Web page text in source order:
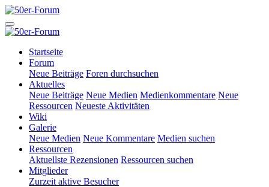
Startseite
Forum
Neue Beiträge Foren durchsuchen
Aktuelles
Neue Beiträge Neue Medien Medienkommentare Neue
Ressourcen Neueste Aktivitäten
Wiki
Galerie
Neue Medien Neue Kommentare Medien suchen
Ressourcen
Aktuellste Rezensionen Ressourcen suchen
Mitglieder
Zurzeit aktive Besucher